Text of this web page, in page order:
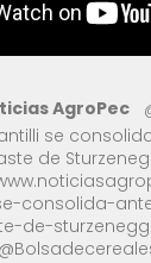
AgroPec
se
de
consolida-
de-